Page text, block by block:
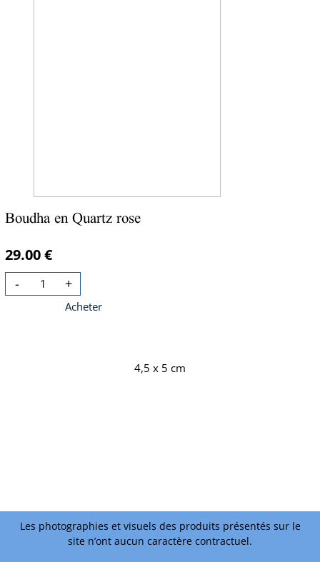
Boudha en Quartz rose
29.00 €
- +
Acheter
4,5 x 5 cm
Les photographies et visuels des produits présentés sur le
site n’ont aucun caractère contractuel.